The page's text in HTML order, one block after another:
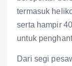
termasuk
serta hampir
untuk
Dari segi